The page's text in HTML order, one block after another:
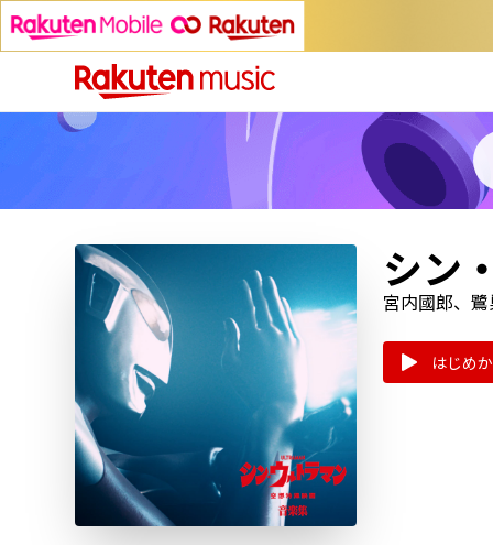
シン
宮内國郎、
はじめ